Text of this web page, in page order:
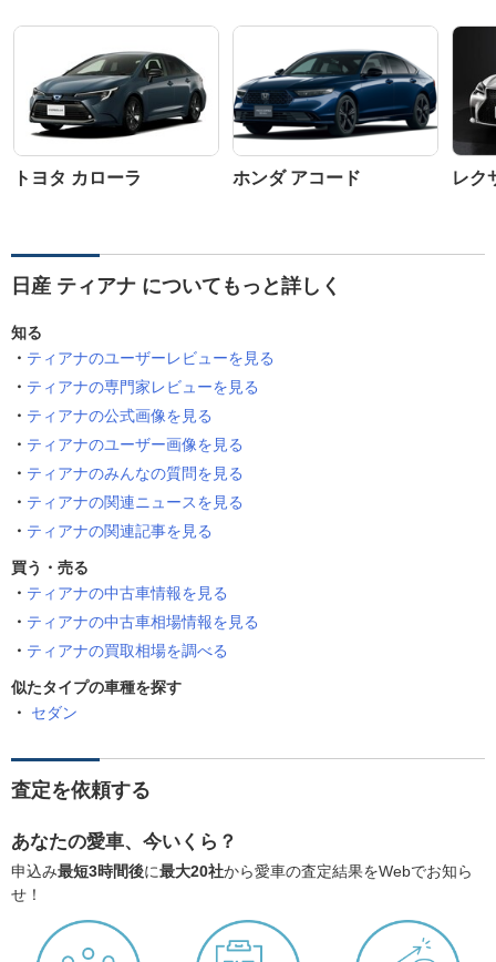
トヨタ カローラ ホンダ アコード レク
日産 ティアナ についてもっと詳しく
知る
ティアナのユーザーレビューを見る
ティアナの専門家レビューを見る
ティアナの公式画像を見る
ティアナのユーザー画像を見る
ティアナのみんなの質問を見る
ティアナの関連ニュースを見る
ティアナの関連記事を見る
買う・売る
ティアナの中古車情報を見る
ティアナの中古車相場情報を見る
ティアナの買取相場を調べる
似たタイプの車種を探す
セダン
査定を依頼する
あなたの愛車、今いくら？
申込み最短3時間後に最大20社から愛車の査定結果をWebでお知ら
せ！